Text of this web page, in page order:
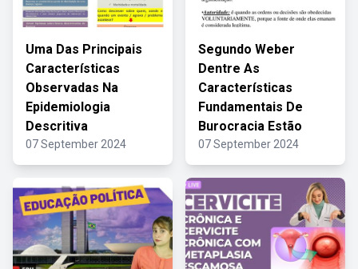
Uma Das Principais
Características
Observadas Na
Epidemiologia
Descritiva
07 September 2024
Segundo Weber
Dentre As
Características
Fundamentais De
Burocracia Estão
07 September 2024